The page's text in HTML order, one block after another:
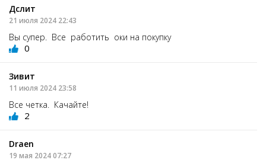
Дслит
21 июля 2024 22:43
Вы супер. Все работить оки на покупку
0
Зивит
11 июля 2024 23:58
Все четка. Качайте!
2
Draen
19 мая 2024 07:27